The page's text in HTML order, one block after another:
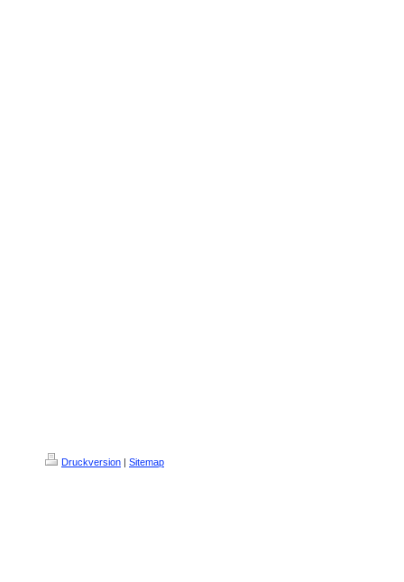
Druckversion Sitemap